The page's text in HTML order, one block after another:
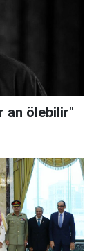
an ölebilir"